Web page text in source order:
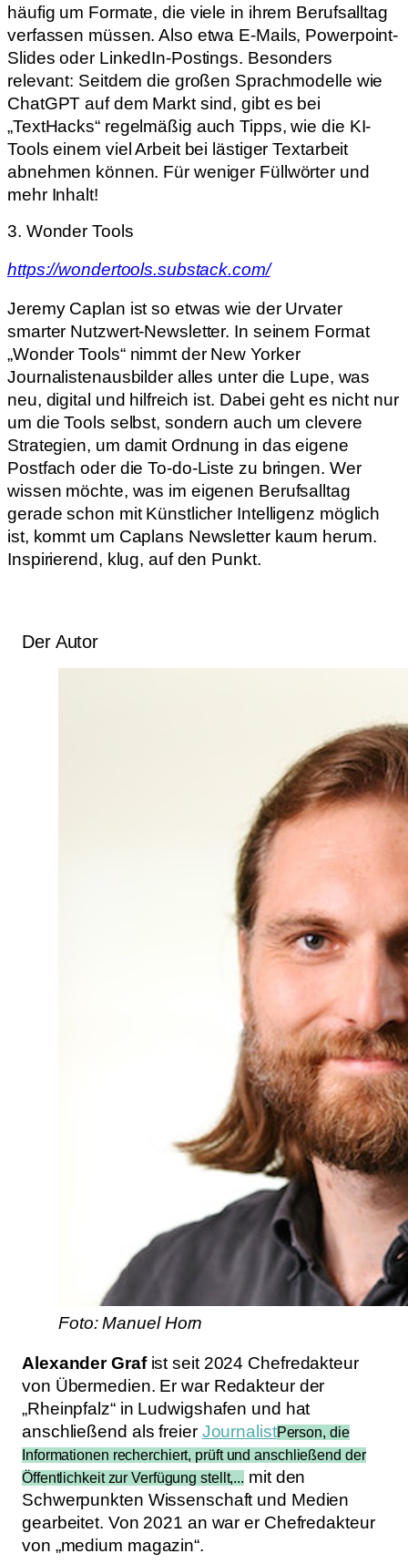
häufig um Formate, die viele in ihrem Berufsalltag
verfassen müssen. Also etwa E-Mails, Powerpoint-
Slides oder LinkedIn-Postings. Besonders
relevant: Seitdem die großen Sprachmodelle wie
ChatGPT auf dem Markt sind, gibt es bei
„TextHacks“ regelmäßig auch Tipps, wie die KI-
Tools einem viel Arbeit bei lästiger Textarbeit
abnehmen können. Für weniger Füllwörter und
mehr Inhalt!
3. Wonder Tools
https://wondertools.substack.com/
Jeremy Caplan ist so etwas wie der Urvater
smarter Nutzwert-Newsletter. In seinem Format
„Wonder Tools“ nimmt der New Yorker
Journalistenausbilder alles unter die Lupe, was
neu, digital und hilfreich ist. Dabei geht es nicht nur
um die Tools selbst, sondern auch um clevere
Strategien, um damit Ordnung in das eigene
Postfach oder die To-do-Liste zu bringen. Wer
wissen möchte, was im eigenen Berufsalltag
gerade schon mit Künstlicher Intelligenz möglich
ist, kommt um Caplans Newsletter kaum herum.
Inspirierend, klug, auf den Punkt.
Der Autor
Foto: Manuel Horn
Alexander Grafist seit 2024 Chefredakteur
von Übermedien. Er war Redakteur der
„Rheinpfalz“ in Ludwigshafen und hat
anschließend als freier JournalistPerson, die
Informationen recherchiert, prüft und anschließend der
Öffentlichkeit zur Verfügung stellt,... mit den
Schwerpunkten Wissenschaft und Medien
gearbeitet. Von 2021 an war er Chefredakteur
von „medium magazin“.